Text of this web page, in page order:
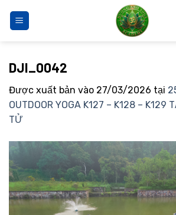
qua
DJI_0042
Được xuất bản vào 27/03/2026 tại
OUTDOOR YOGA K127 – K128 – K129
TỬ